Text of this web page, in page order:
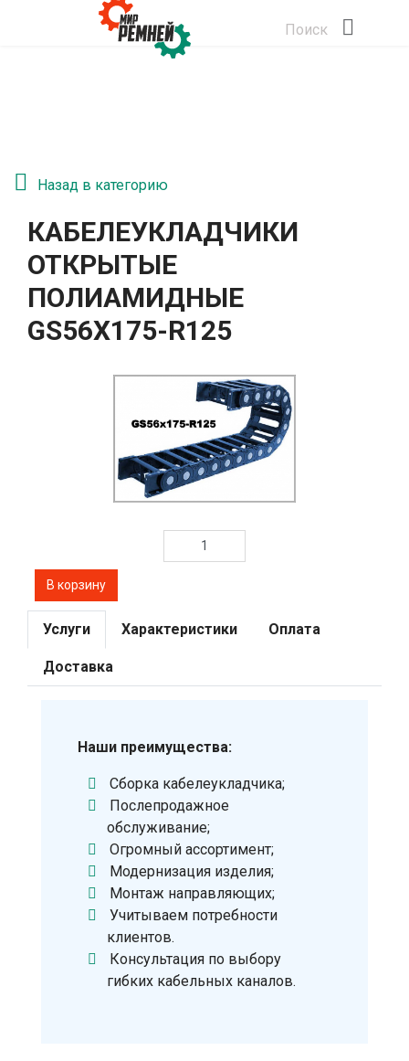
Поиск
Назад в категорию
КАБЕЛЕУКЛАДЧИКИ
ОТКРЫТЫЕ
ПОЛИАМИДНЫЕ
GS56Х175-R125
Услуги Характеристики Оплата
Доставка
Наши преимущества:
Сборка кабелеукладчика;
Послепродажное
обслуживание;
Огромный ассортимент;
Модернизация изделия;
Монтаж направляющих;
Учитываем потребности
клиентов.
Консультация по выбору
гибких кабельных каналов.